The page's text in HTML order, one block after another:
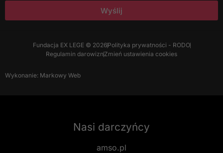
Wyślij
Fundacja EX LEGE © 2026Polityka prywatności - RODO
Regulamin darowizn Zmień ustawienia cookies
Wykonanie: Markowy Web
Nasi darczyńcy
amso.pl